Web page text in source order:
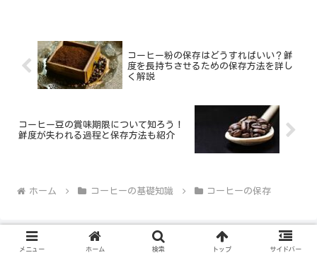
コーヒー粉の保存はどうすればいい？鮮
度を長持ちさせるための保存方法を詳し
く解説
コーヒー豆の賞味期限について知ろう！
鮮度が失われる過程と保存方法も紹介
ホーム コーヒーの基礎知識 コーヒーの保存
メニュー ホーム 検索 トップ サイドバー